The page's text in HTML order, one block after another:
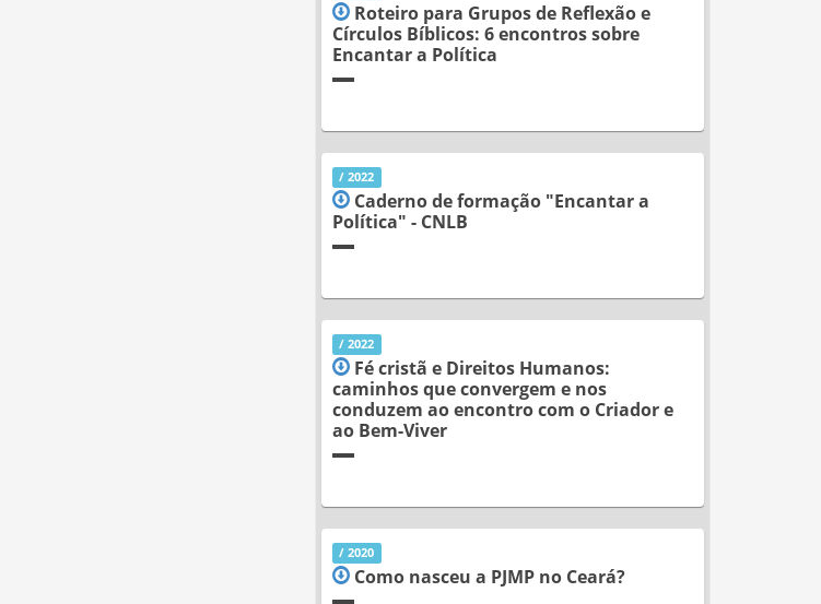
Roteiro para Grupos de Reflexão e
Círculos Bíblicos: 6 encontros sobre
Encantar a Política
/ 2022
Caderno de formação "Encantar a
Política" - CNLB
/ 2022
Fé cristã e Direitos Humanos:
caminhos que convergem e nos
conduzem ao encontro com o Criador e
ao Bem-Viver
/ 2020
Como nasceu a PJMP no Ceará?